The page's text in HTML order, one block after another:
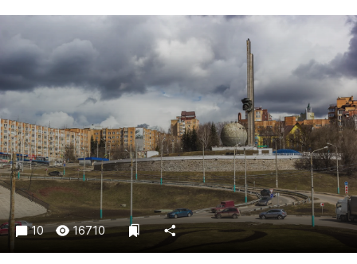
Образование
Общество
Праздники
Происшествия
Спорт
Экономика и бизнес
ПРОЕКТЫ
Блоги
Издания
10 16710